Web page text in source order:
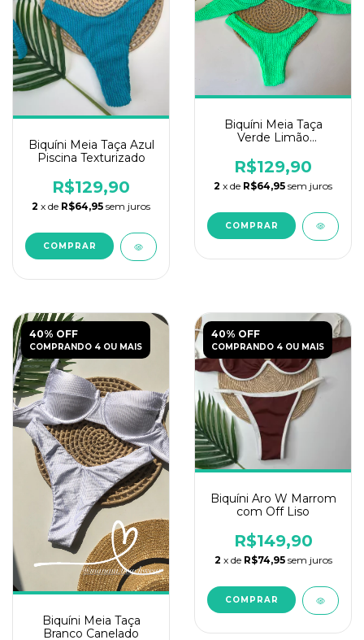
Biquíni Meia Taça Azul
Piscina Texturizado
R$129,90
2 x de R$64,95 sem juros
COMPRAR
Biquíni Meia Taça
Verde Limão
R$129,90
2 x de R$64,95 sem juros
COMPRAR
40% OFF
COMPRANDO 4 OU MAIS
Biquíni Meia Taça
Branco Canelado
40% OFF
COMPRANDO 4 OU MAIS
Biquíni Aro W Marrom
com Off Liso
R$149,90
2 x de R$74,95 sem juros
COMPRAR